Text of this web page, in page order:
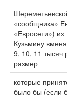
«сообщника»
«Евросети»)
Кузьмину
9, 10, 11 тысяч
размер
которые
было бы (если